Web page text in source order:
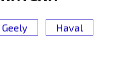
Geely
Haval